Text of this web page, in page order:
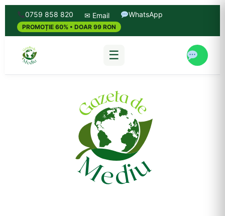
0759 858 820 ✉ Email WhatsApp
PROMOȚIE 60% • DOAR 99 RON
☰